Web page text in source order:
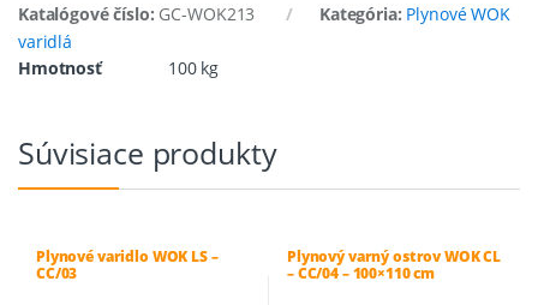
Katalógové číslo: GC-WOK213 Kategória: Plynové WOK
varidlá
Hmotnosť
100 kg
Súvisiace produkty
Plynové varidlo WOK LS –
CC/03
Plynový varný ostrov WOK CL
– CC/04 – 100×110 cm